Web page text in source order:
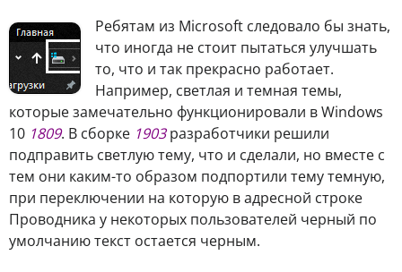
Ребятам из Microsoft следовало бы знать,
что иногда не стоит пытаться улучшать
то, что и так прекрасно работает.
Например, светлая и темная темы,
которые замечательно функционировали в Windows
10 1809. В сборке 1903разработчики решили
подправить светлую тему, что и сделали, но вместе с
тем они каким-то образом подпортили тему темную,
при переключении на которую в адресной строке
Проводника у некоторых пользователей черный по
умолчанию текст остается черным.